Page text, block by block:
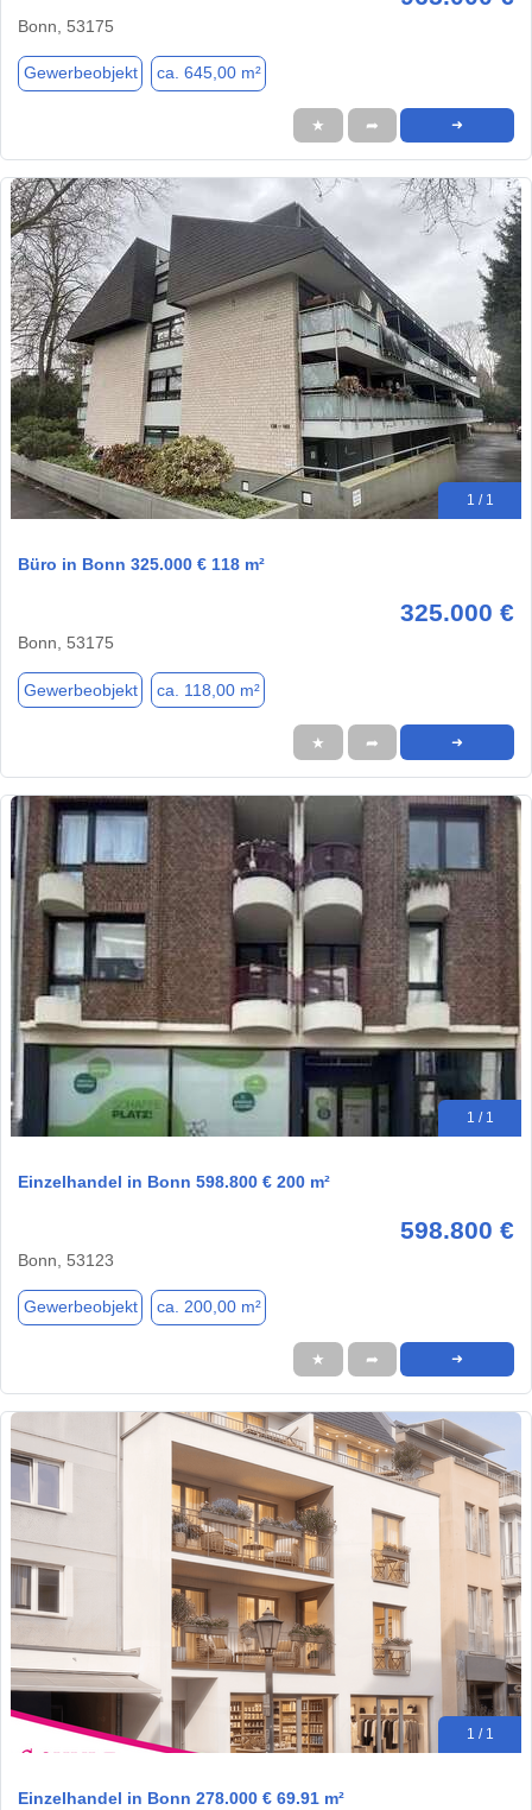
Bonn, 53175
Gewerbeobjekt ca. 645,00 m²
★ ➦ ➜
1 / 1
Büro in Bonn 325.000 € 118 m²
325.000 €
Bonn, 53175
Gewerbeobjekt ca. 118,00 m²
★ ➦ ➜
1 / 1
Einzelhandel in Bonn 598.800 € 200 m²
598.800 €
Bonn, 53123
Gewerbeobjekt ca. 200,00 m²
★ ➦ ➜
1 / 1
Einzelhandel in Bonn 278.000 € 69.91 m²